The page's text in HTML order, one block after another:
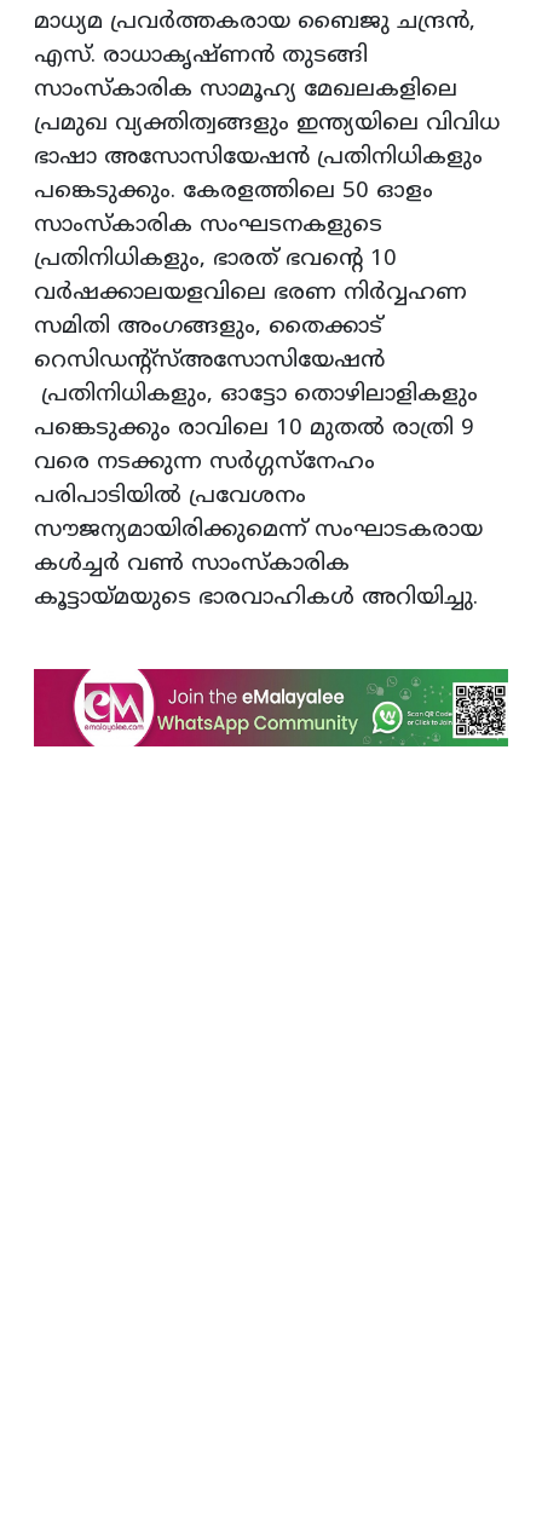
മാധ്യമ പ്രവര്‍ത്തകരായ ബൈജു ചന്ദ്രന്‍,
എസ്. രാധാകൃഷ്ണന്‍ തുടങ്ങി
സാംസ്‌കാരിക സാമൂഹ്യ മേഖലകളിലെ
പ്രമുഖ വ്യക്തിത്വങ്ങളും ഇന്ത്യയിലെ വിവിധ
ഭാഷാ അസോസിയേഷന്‍ പ്രതിനിധികളും
പങ്കെടുക്കും. കേരളത്തിലെ 50 ഓളം
സാംസ്‌കാരിക സംഘടനകളുടെ
പ്രതിനിധികളും, ഭാരത് ഭവന്റെ 10
വര്‍ഷക്കാലയളവിലെ ഭരണ നിര്‍വ്വഹണ
സമിതി അംഗങ്ങളും, തൈക്കാട്
റെസിഡന്റ്‌സ്അസോസിയേഷന്‍
പ്രതിനിധികളും, ഓട്ടോ തൊഴിലാളികളും
പങ്കെടുക്കും രാവിലെ 10 മുതല്‍ രാത്രി 9
വരെ നടക്കുന്ന സര്‍ഗ്ഗസ്‌നേഹം
പരിപാടിയില്‍ പ്രവേശനം
സൗജന്യമായിരിക്കുമെന്ന് സംഘാടകരായ
കള്‍ച്ചര്‍ വണ്‍ സാംസ്‌കാരിക
കൂട്ടായ്മയുടെ ഭാരവാഹികള്‍ അറിയിച്ചു.